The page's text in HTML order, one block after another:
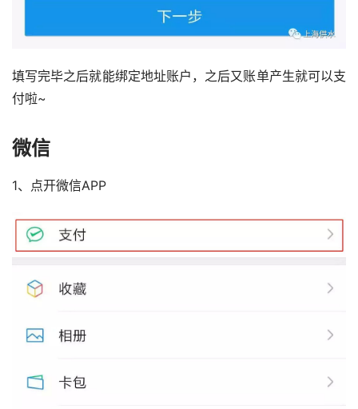
填写完毕之后就能绑定地址账户，之后又账单产生就可以支
付啦~
微信
1、点开微信APP